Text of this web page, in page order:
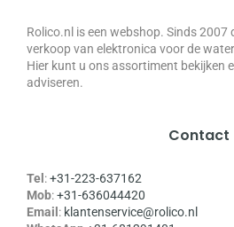
Rolico.nl is een webshop. Sinds 2007
verkoop van elektronica voor de
Hier kunt u ons assortiment bekijken
adviseren.
Contact
Tel :+31-223-637162
Mob:+31-636044420
Email : klantenservice@rolico.nl